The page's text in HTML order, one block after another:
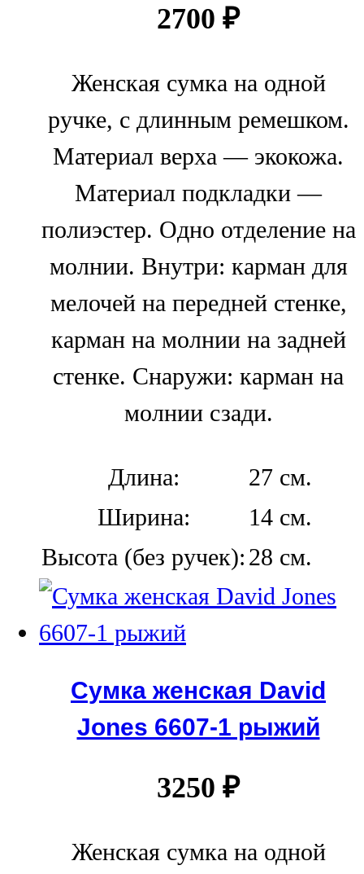
2700 ₽
Женская сумка на одной
ручке, с длинным ремешком.
Материал верха — экокожа.
Материал подкладки —
полиэстер. Одно отделение на
молнии. Внутри: карман для
мелочей на передней стенке,
карман на молнии на задней
стенке. Снаружи: карман на
молнии сзади.
Длина:
27 см.
Ширина:
14 см.
Высота (без ручек): 28 см.
Сумка женская David
Jones 6607-1 рыжий
3250 ₽
Женская сумка на одной